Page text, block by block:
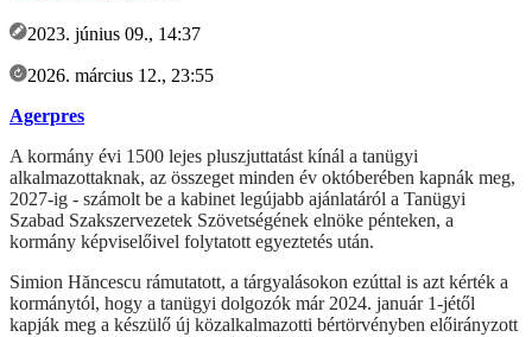
2023. június 09., 14:37
2026. március 12., 23:55
Agerpres
A kormány évi 1500 lejes pluszjuttatást kínál a tanügyi
alkalmazottaknak, az összeget minden év októberében kapnák meg,
2027-ig - számolt be a kabinet legújabb ajánlatáról a Tanügyi
Szabad Szakszervezetek Szövetségének elnöke pénteken, a
kormány képviselőivel folytatott egyeztetés után.
Simion Hăncescu rámutatott, a tárgyalásokon ezúttal is azt kérték a
kormánytól, hogy a tanügyi dolgozók már 2024. január 1-jétől
kapják meg a készülő új közalkalmazotti bértörvényben előirányzott